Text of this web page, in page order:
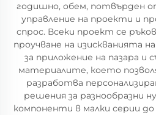
годишно, обем, потвърден
управление на проекти и
спрос. Всеки проект се
проучване на изискванията
за приложение на пазара
материалите, което
разработва
решения за разнообразни
компоненти в малки серии